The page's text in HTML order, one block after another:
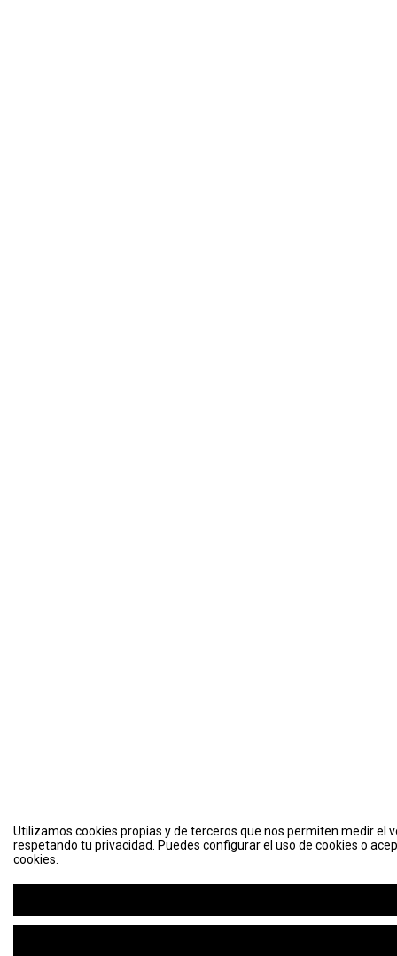
Utilizamos cookies propias y de terceros que nos permiten medir el
respetando tu privacidad. Puedes configurar el uso de cookies o
cookies.